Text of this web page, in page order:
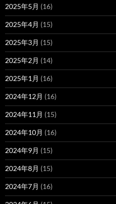
2025年5月 (16)
2025年4月 (15)
2025年3月 (15)
2025年2月 (14)
2025年1月 (16)
2024年12月 (16)
2024年11月 (15)
2024年10月 (16)
2024年9月 (15)
2024年8月 (15)
2024年7月 (16)